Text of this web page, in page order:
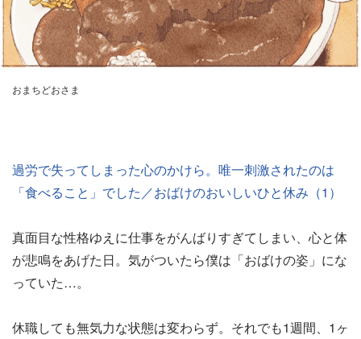
おまちどおさま
過労で失ってしまった心のかけら。唯一刺激されたのは
「食べること」でした／おばけのおいしいひと休み（1）
真面目な性格ゆえに仕事をがんばりすぎてしまい、心と体
が悲鳴をあげた日。気がついたら僕は「おばけの姿」にな
っていた…。
休職しても無気力な状態は変わらず。それでも1週間、1ヶ